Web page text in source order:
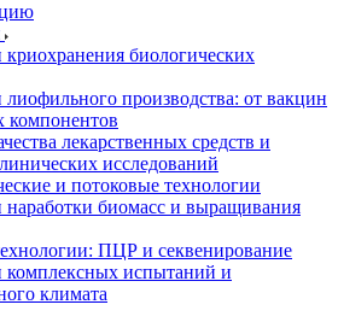
криохранения биологических
производства: от вакцин
компонентов
лекарственных средств и
исследований
и потоковые технологии
наработки биомасс и выращивания
ПЦР и секвенирование
комплексных испытаний и
климата